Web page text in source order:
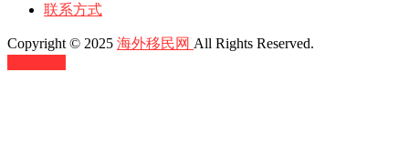
联系方式
Copyright © 2025 海外移民网 All Rights Reserved.